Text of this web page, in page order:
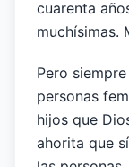
cuarenta
muchísimas.
Pero
personas
hijos que
ahorita que